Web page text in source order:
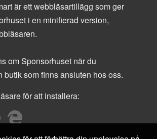
är ett webbläsartillägg som ger
i en minifierad version,
om Sponsorhuset när du
butik som finns ansluten hos oss.
för att installera: